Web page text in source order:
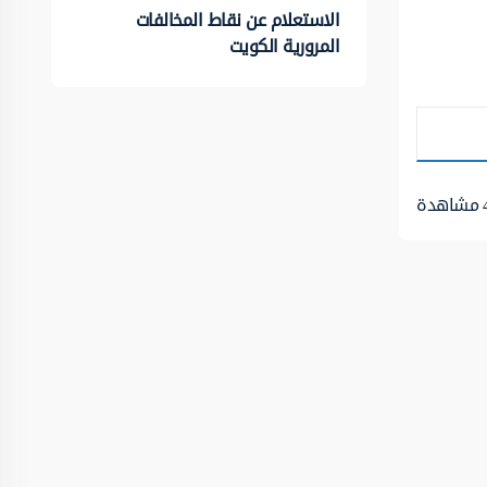
مشاهدة
الاستعلام عن نقاط المخالفات
المرورية الكويت